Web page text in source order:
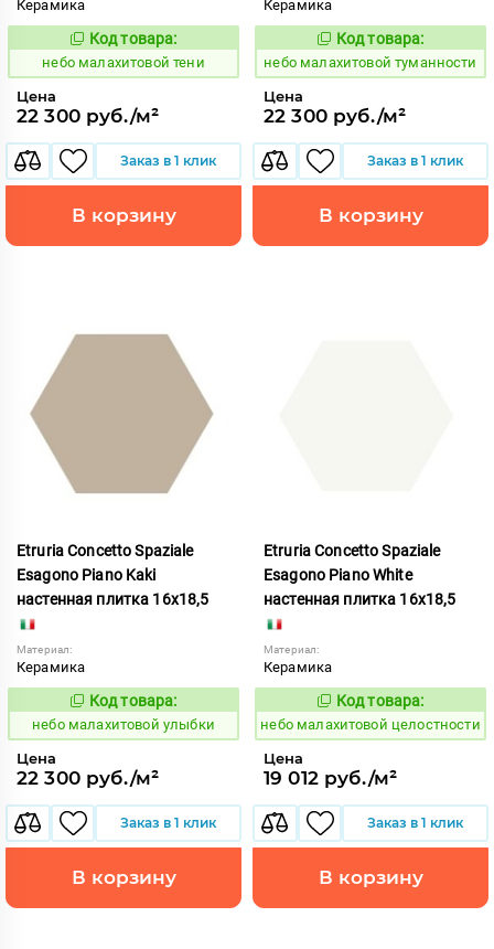
Керамика
1115978
Код товара:
небо малахитовой тени
Цена
22 300 руб./м²
Заказ в 1 клик
В корзину
Керамика
1115984
Код товара:
небо малахитовой туманности
Цена
22 300 руб./м²
Заказ в 1 клик
В корзину
Etruria Concetto Spaziale
Esagono Piano Kaki
настенная плитка 16x18,5
Материал:
Керамика
1115986
Код товара:
небо малахитовой улыбки
Цена
22 300 руб./м²
Заказ в 1 клик
В корзину
Etruria Concetto Spaziale
Esagono Piano White
настенная плитка 16x18,5
Материал:
Керамика
1115993
Код товара:
небо малахитовой целостности
Цена
19 012 руб./м²
Заказ в 1 клик
В корзину